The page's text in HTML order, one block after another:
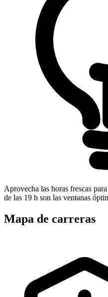
Aprovecha las horas frescas
de las 19 h son las ventanas
Mapa de carreras